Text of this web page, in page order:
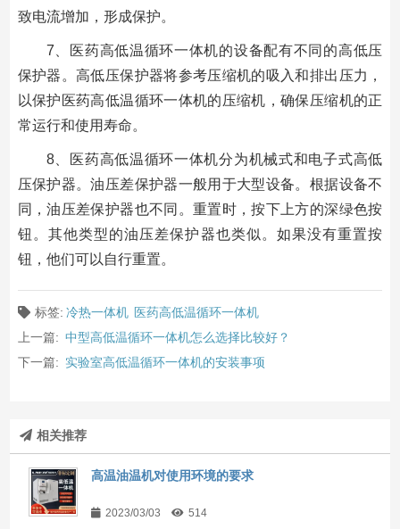
致电流增加，形成保护。
7、医药高低温循环一体机的设备配有不同的高低压
保护器。高低压保护器将参考压缩机的吸入和排出压力，
以保护医药高低温循环一体机的压缩机，确保压缩机的正
常运行和使用寿命。
8、医药高低温循环一体机分为机械式和电子式高低
压保护器。油压差保护器一般用于大型设备。根据设备不
同，油压差保护器也不同。重置时，按下上方的深绿色按
钮。其他类型的油压差保护器也类似。如果没有重置按
钮，他们可以自行重置。
标签: 冷热一体机 医药高低温循环一体机
上一篇: 中型高低温循环一体机怎么选择比较好？
下一篇: 实验室高低温循环一体机的安装事项
相关推荐
高温油温机对使用环境的要求
2023/03/03 514